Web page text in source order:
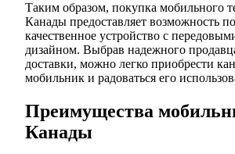
Таким образом, покупка мобильного
Канады предоставляет возможность
качественное устройство с
дизайном. Выбрав надежного
доставки, можно легко приобрести
мобильник и радоваться его
Преимущества
Канады